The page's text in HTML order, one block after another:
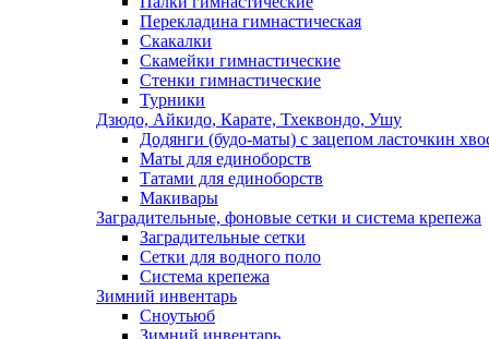
Перекладина гимнастическая
Скакалки
Скамейки гимнастические
Стенки гимнастические
Турники
Дзюдо, Айкидо, Карате, Тхеквондо, Ушу
Додянги (будо-маты) с зацепом ласточкин
Маты для единоборств
Татами для единоборств
Макивары
Заградительные, фоновые сетки и система крепежа
Заградительные сетки
Сетки для водного поло
Система крепежа
Зимний инвентарь
Сноутьюб
Зимний инвентарь